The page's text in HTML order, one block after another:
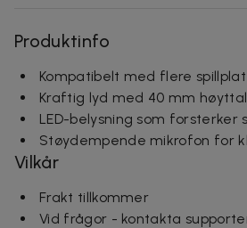
Produktinfo
Kompatibelt med flere
Kraftig lyd med 40 mm
LED-belysning som forsterker
Støydempende mikrofon for
Vilkår
Frakt tillkommer
Vid frågor - kontakta